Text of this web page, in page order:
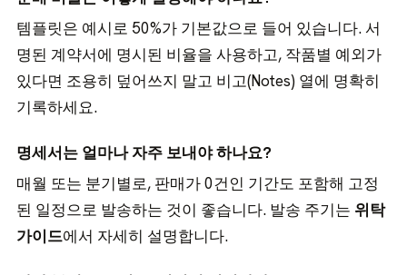
템플릿은 예시로 50%가 기본값으로 들어 있습니다. 서
명된 계약서에 명시된 비율을 사용하고, 작품별 예외가
있다면 조용히 덮어쓰지 말고 비고(Notes) 열에 명확히
기록하세요.
명세서는 얼마나 자주 보내야 하나요?
매월 또는 분기별로, 판매가 0건인 기간도 포함해 고정
된 일정으로 발송하는 것이 좋습니다. 발송 주기는 위탁
가이드에서 자세히 설명합니다.